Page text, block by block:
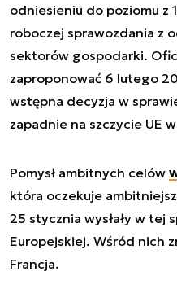
odniesieniu do poziomu z
roboczej sprawozdania z
sektorów gospodarki.
zaproponować 6 lutego
wstępna decyzja w
zapadnie na szczycie UE
Pomysł ambitnych celów
która oczekuje
25 stycznia wysłały w tej
Europejskiej. Wśród nich
Francja.